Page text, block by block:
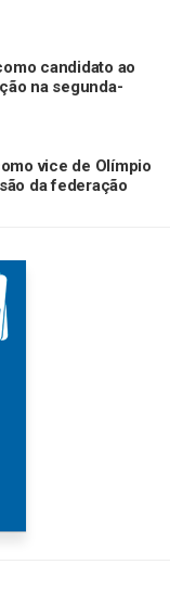
candidato ao
na segunda-
vice de Olímpio
da federação